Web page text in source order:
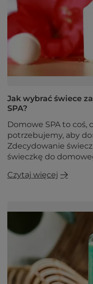
Jak wybrać świece
SPA?
Domowe SPA to coś,
potrzebujemy, aby
Zdecydowanie
świeczkę do
Czytaj więcej